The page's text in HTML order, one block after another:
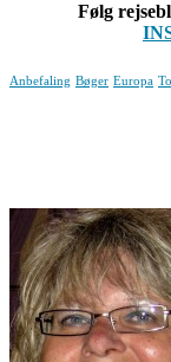
Følg
Anbefaling Bøger Europa